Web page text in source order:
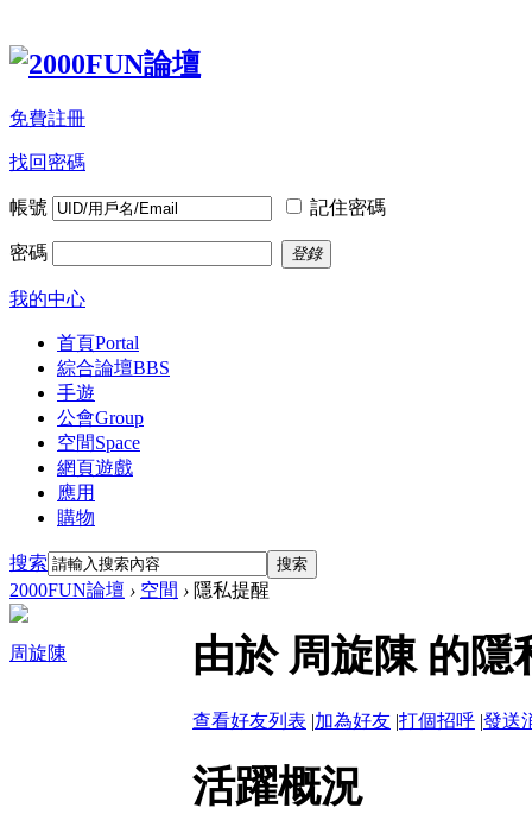
免費註冊
找回密碼
帳號 記住密碼
密碼 登錄
我的中心
首頁Portal
綜合論壇BBS
手遊
公會Group
空間Space
網頁遊戲
應用
購物
搜索 搜索
2000FUN論壇 › 空間 › 隱私提醒
周旋陳 由於 周旋陳 的
查看好友列表 |加為好友 |打個招呼 |發送
活躍概況